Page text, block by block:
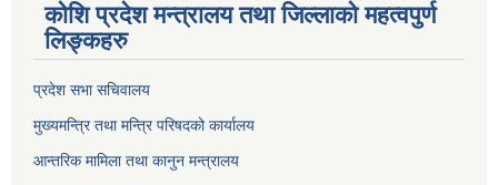
कोशि प्रदेश मन्त्रालय तथा जिल्लाको महत्वपुर्ण
लिङ्कहरु
प्रदेश सभा सचिवालय
मुख्यमन्त्रि तथा मन्त्रि परिषदको कार्यालय
आन्तरिक मामिला तथा कानुन मन्त्रालय